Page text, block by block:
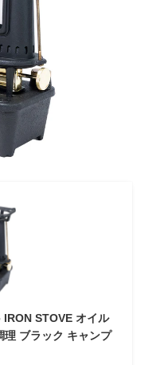
STOVE オイル
理 ブラック キャンプ